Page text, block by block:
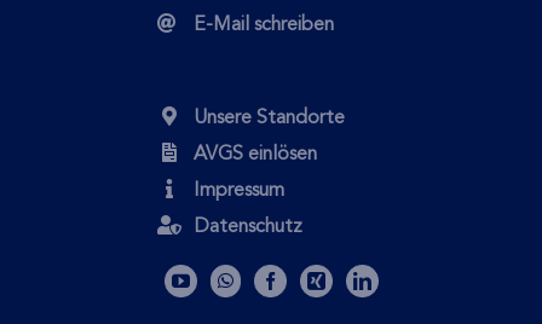
E-Mail schreiben
Unsere Standorte
AVGS einlösen
Impressum
Datenschutz